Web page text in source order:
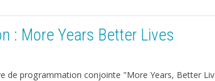
: More Years Better Lives
de programmation conjointe "More Years, Better